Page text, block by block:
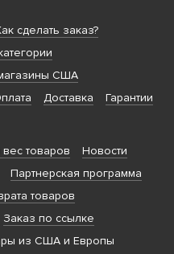
сделать заказ?
США
Доставка
Гарантии
товаров
Новости
Партнерская программа
товаров
Заказ по ссылке
из США и Европы